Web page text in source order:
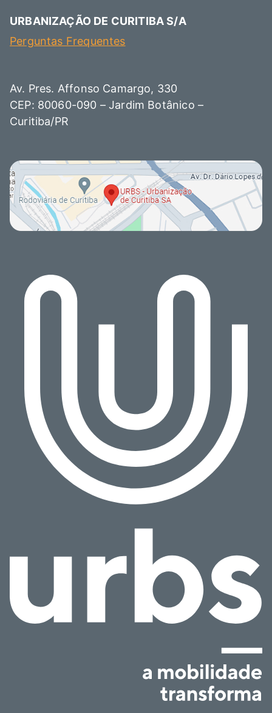
URBANIZAÇÃO DE CURITIBA S/A
Perguntas Frequentes
Av. Pres. Affonso Camargo, 330
CEP: 80060-090 – Jardim Botânico –
Curitiba/PR